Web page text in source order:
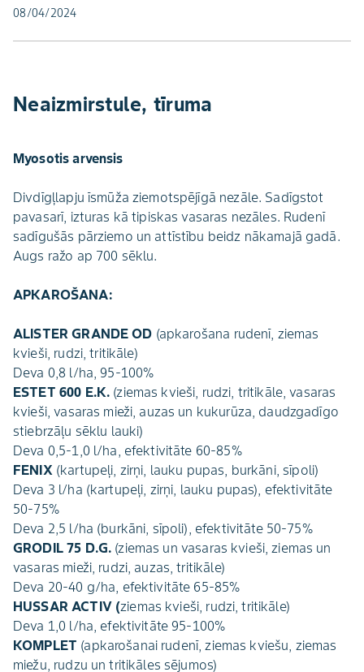
08/04/2024
Neaizmirstule, tīruma
Myosotis arvensis
Divdīgļlapju īsmūža ziemotspējīgā nezāle. Sadīgstot
pavasarī, izturas kā tipiskas vasaras nezāles. Rudenī
sadīgušās pārziemo un attīstību beidz nākamajā gadā.
Augs ražo ap 700 sēklu.
APKAROŠANA:
ALISTER GRANDE OD (apkarošana rudenī, ziemas
kvieši, rudzi, tritikāle)
Deva 0,8 l/ha, 95-100%
ESTET 600 E.K. (ziemas kvieši, rudzi, tritikāle, vasaras
kvieši, vasaras mieži, auzas un kukurūza, daudzgadīgo
stiebrzāļu sēklu lauki)
Deva 0,5-1,0 l/ha, efektivitāte 60-85%
FENIX (kartupeļi, zirņi, lauku pupas, burkāni, sīpoli)
Deva 3 l/ha (kartupeļi, zirņi, lauku pupas), efektivitāte
50-75%
Deva 2,5 l/ha (burkāni, sīpoli), efektivitāte 50-75%
GRODIL 75 D.G. (ziemas un vasaras kvieši, ziemas un
vasaras mieži, rudzi, auzas, tritikāle)
Deva 20-40 g/ha, efektivitāte 65-85%
HUSSAR ACTIV (ziemas kvieši, rudzi, tritikāle)
Deva 1,0 l/ha, efektivitāte 95-100%
KOMPLET (apkarošanai rudenī, ziemas kviešu, ziemas
miežu, rudzu un tritikāles sējumos)